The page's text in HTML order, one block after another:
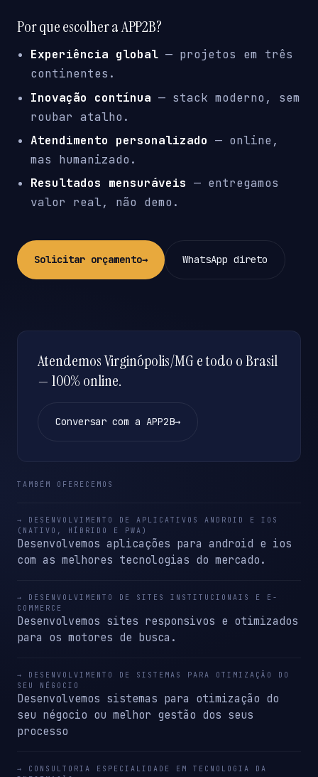
Por que escolher a APP2B?
Experiência global — projetos em três
continentes.
Inovação contínua — stack moderno, sem
roubar atalho.
Atendimento personalizado — online,
mas humanizado.
Resultados mensuráveis — entregamos
valor real, não demo.
Solicitar orçamento→ WhatsApp direto
Atendemos Virginópolis/MG e todo o Brasil
— 100% online.
Conversar com a APP2B→
TAMBÉM OFERECEMOS
→ DESENVOLVIMENTO DE APLICATIVOS ANDROID E IOS
(NATIVO, HÍBRIDO E PWA)
Desenvolvemos aplicações para android e ios
com as melhores tecnologias do mercado.
→ DESENVOLVIMENTO DE SITES INSTITUCIONAIS E E-
COMMERCE
Desenvolvemos sites responsivos e otimizados
para os motores de busca.
→ DESENVOLVIMENTO DE SISTEMAS PARA OTIMIZAÇÃO DO
SEU NÉGOCIO
Desenvolvemos sistemas para otimização do
seu négocio ou melhor gestão dos seus
processo
→ CONSULTORIA ESPECIALIDADE EM TECNOLOGIA DA